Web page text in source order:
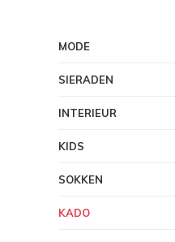
MODE
SIERADEN
INTERIEUR
KIDS
SOKKEN
KADO